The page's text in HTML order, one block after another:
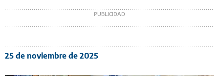
25 de noviembre de 2025